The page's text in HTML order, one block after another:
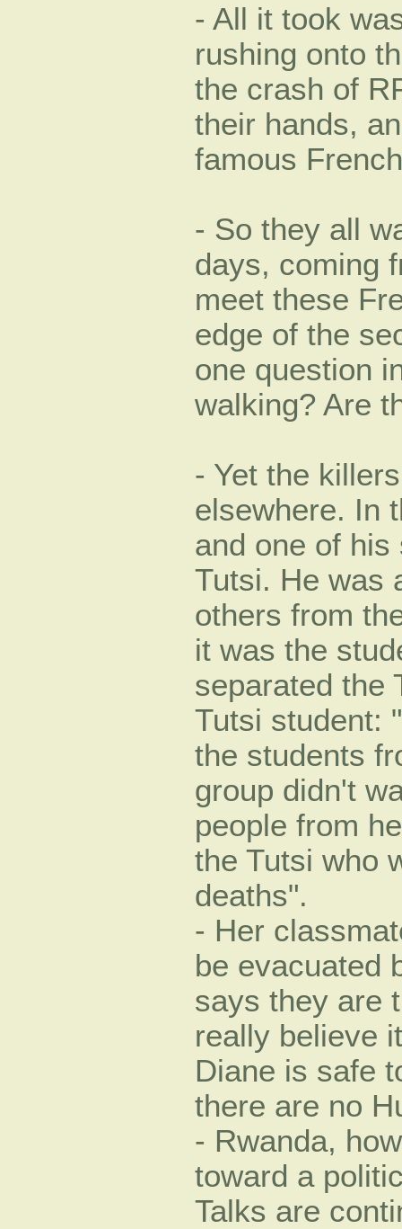
- All it took
rushing onto
the crash of
their hands,
famous
- So they all
days, coming
meet these
edge of the
one question
walking? Are
- Yet the
elsewhere. In
and one of
Tutsi. He was
others from
it was the
separated the
Tutsi student:
the students
group didn't
people from
the Tutsi who
deaths".
- Her
be evacuated
says they are
really believe
Diane is safe
there are no
- Rwanda,
toward a
Talks are